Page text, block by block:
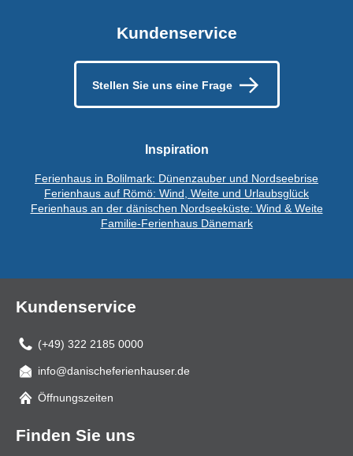
Kundenservice
Stellen Sie uns eine Frage
Inspiration
Ferienhaus in Bolilmark: Dünenzauber und Nordseebrise
Ferienhaus auf Römö: Wind, Weite und Urlaubsglück
Ferienhaus an der dänischen Nordseeküste: Wind & Weite
Familie-Ferienhaus Dänemark
Kundenservice
(+49) 322 2185 0000
Mail
info@danischeferienhauser.de
Öffnungszeiten
Finden Sie uns